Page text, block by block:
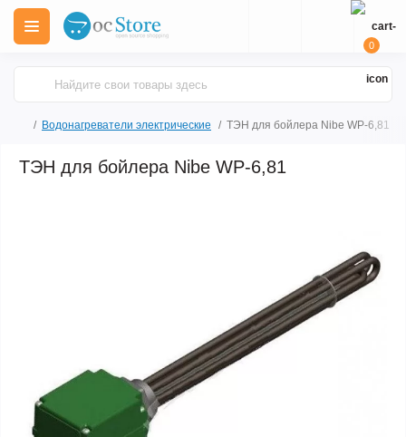
0
Водонагреватели электрические ТЭН для бойлера Nibe WP-6,81
ТЭН для бойлера Nibe WP-6,81